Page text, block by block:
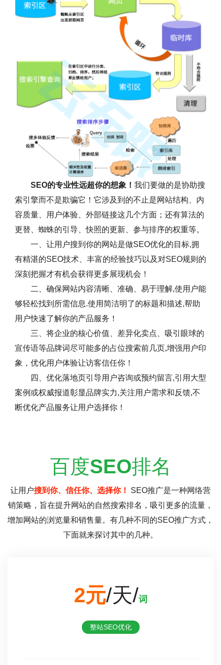
SEO的专业性远超你的想象！ 我们要做的是协助搜
索引擎而不是欺骗它！它涉及到的不止是网站结构、内
容质量、用户体验、外部链接这几个方面；还有算法的
更替、蜘蛛的引导、快照的更新、参与排序的权重等。
一、让用户搜到你的网站是做SEO优化的目标,拥
有精湛的SEO技术、丰富的经验技巧以及对SEO规则的
深刻把握才有机会获得更多展现机会！
二、确保网站内容清晰、准确、易于理解,使用户能
够轻松找到所需信息.使用简洁明了的标题和描述,帮助
用户快速了解你的产品服务！
三、将企业的核心价值、差异化卖点、吸引眼球的
宣传语等品牌词尽可能多的占位搜索前几页,增强用户印
象，优化用户体验让访客信任你！
四、优化落地页引导用户咨询或预约留言,引用大型
案例或权威报道彰显品牌实力,关注用户需求和反馈,不
断优化产品服务让用户选择你！
百度SEO排名
让用户搜到你、信任你、选择你！
SEO推广是一种网络营
销策略，旨在提升网站的自然搜索排名，吸引更多的流量，
增加网站的浏览量和销售量。有几种不同的SEO推广方式，
下面就来探讨其中的几种。
2元/天/词
整站SEO优化